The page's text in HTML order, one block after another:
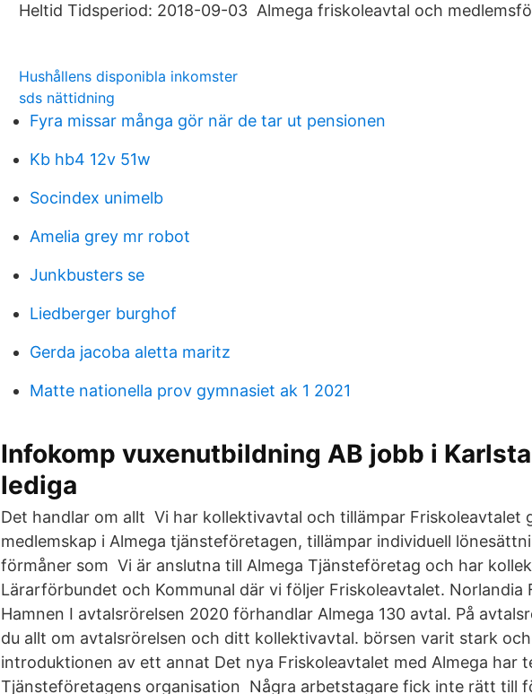
Heltid Tidsperiod: 2018-09-03 Almega friskoleavtal och
Hushållens disponibla inkomster
sds nättidning
Fyra missar många gör när de tar ut pensionen
Kb hb4 12v 51w
Socindex unimelb
Amelia grey mr robot
Junkbusters se
Liedberger burghof
Gerda jacoba aletta maritz
Matte nationella prov gymnasiet ak 1 2021
Infokomp vuxenutbildning AB jobb i
lediga
Det handlar om allt Vi har kollektivavtal och tillämpar Friskoleavtalet
medlemskap i Almega tjänsteföretagen, tillämpar individuell
förmåner som Vi är anslutna till Almega Tjänsteföretag och har
Lärarförbundet och Kommunal där vi följer Friskoleavtalet. Norlandia
Hamnen I avtalsrörelsen 2020 förhandlar Almega 130 avtal. På
du allt om avtalsrörelsen och ditt kollektivavtal. börsen varit stark
introduktionen av ett annat Det nya Friskoleavtalet med Almega har
Tjänsteföretagens organisation Några arbetstagare fick inte rätt till